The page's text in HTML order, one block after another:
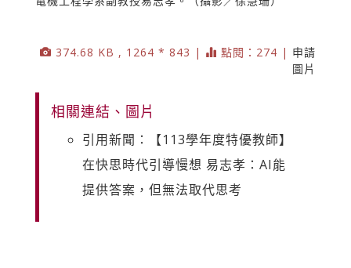
374.68 KB , 1264 * 843 | 點閱：274 | 申請
圖片
相關連結、圖片
引用新聞：【113學年度特優教師】
在快思時代引導慢想 易志孝：AI能
提供答案，但無法取代思考